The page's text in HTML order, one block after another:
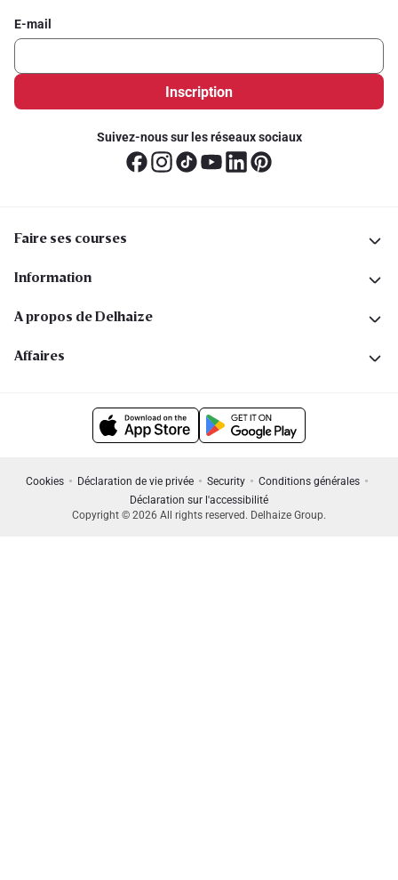
E-mail
Inscription
Suivez-nous sur les réseaux sociaux
Faire ses courses
Information
A propos de Delhaize
Affaires
Cookies Déclaration de vie privée Security
Conditions générales
Déclaration sur l'accessibilité
Copyright © 2026 All rights reserved. Delhaize Group.